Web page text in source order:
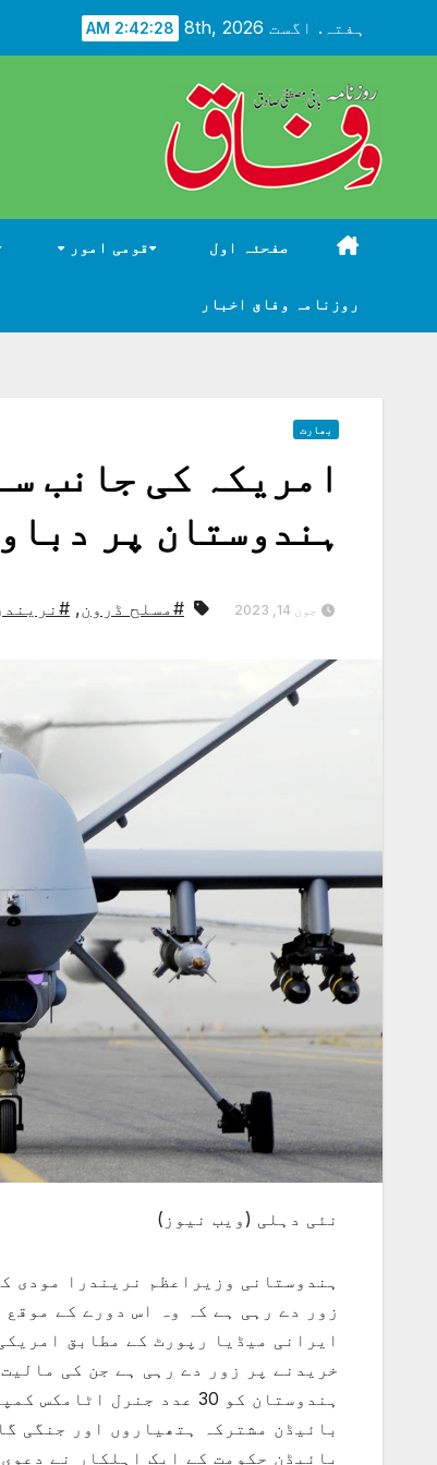
ہفتہ. اگست 8th, 2026 2:42:29 AM
صفحئہ اول قومی امور
روزنامہ وفاق اخبار
بھارت
امریکہ کی جانب
ہندوستان پر دباو
جون 14, 2023 #مسلح ڈرون,
نئی دہلی (ویب نیوز)
ہندوستانی وزیراعظم نریندرا مودی
زور دے رہی ہے کہ وہ اس دورے کے
ہندوستان کو 30 عدد
بائیڈن مشترکہ ہتھیاروں اور جنگی